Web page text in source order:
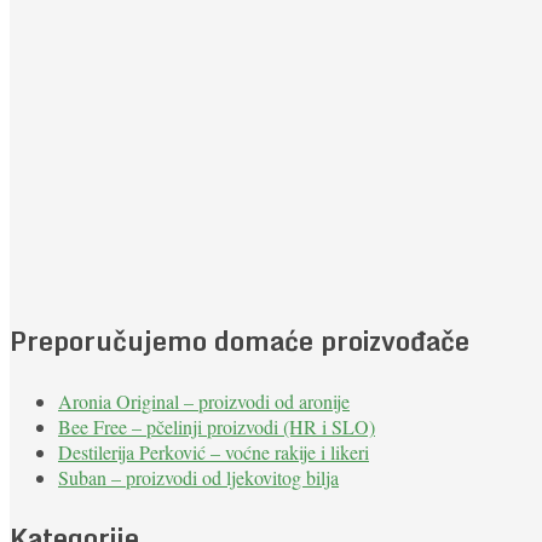
Preporučujemo domaće proizvođače
Aronia Original – proizvodi od aronije
Bee Free – pčelinji proizvodi (HR i SLO)
Destilerija Perković – voćne rakije i likeri
Suban – proizvodi od ljekovitog bilja